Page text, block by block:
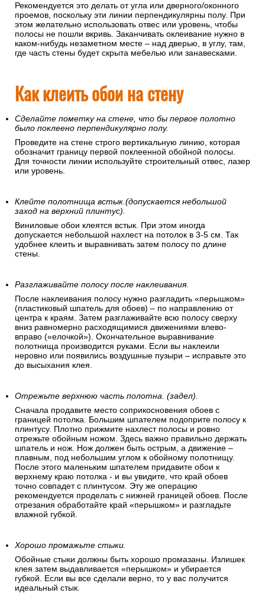
Рекомендуется это делать от угла или дверного/оконного
проемов, поскольку эти линии перпендикулярны полу. При
этом желательно использовать отвес или уровень, чтобы
полосы не пошли вкривь. Заканчивать оклеивание нужно в
каком-нибудь незаметном месте – над дверью, в углу, там,
где часть стены будет скрыта мебелью или занавесками.
Как клеить обои на стену
Сделайте пометку на стене, что бы первое полотно
было поклеено перпендикулярно полу.
Проведите на стене строго вертикальную линию, которая
обозначит границу первой поклеенной обойной полосы.
Для точности линии используйте строительный отвес, лазер
или уровень.
Клейте полотнища встык.(допускается небольшой
заход на верхний плинтус).
Виниловые обои клеятся встык. При этом иногда
допускается небольшой нахлест на потолок в 3-5 см. Так
удобнее клеить и выравнивать затем полосу по длине
стены.
Разглаживайте полосу после наклеивания.
После наклеивания полосу нужно разгладить «перышком»
(пластиковый шпатель для обоев) – по направлению от
центра к краям. Затем разглаживайте всю полосу сверху
вниз равномерно расходящимися движениями влево-
вправо («елочкой»). Окончательное выравнивание
полотнища производится руками. Если вы наклеили
неровно или появились воздушные пузыри – исправьте это
до высыхания клея.
Отрежьте верхнюю часть полотна. (задел).
Сначала продавите место соприкосновения обоев с
границей потолка. Большим шпателем подоприте полосу к
плинтусу. Плотно прижмите нахлест полосы и ровно
отрежьте обойным ножом. Здесь важно правильно держать
шпатель и нож. Нож должен быть острым, а движение –
плавным, под небольшим углом к обойному полотнищу.
После этого маленьким шпателем придавите обои к
верхнему краю потолка - и вы увидите, что край обоев
точно совпадет с плинтусом. Эту же операцию
рекомендуется проделать с нижней границей обоев. После
отрезания обработайте край «перышком» и разгладьте
влажной губкой.
Хорошо промажьте стыки.
Обойные стыки должны быть хорошо промазаны. Излишек
клея затем выдавливается «перышком» и убирается
губкой. Если вы все сделали верно, то у вас получится
идеальный стык.